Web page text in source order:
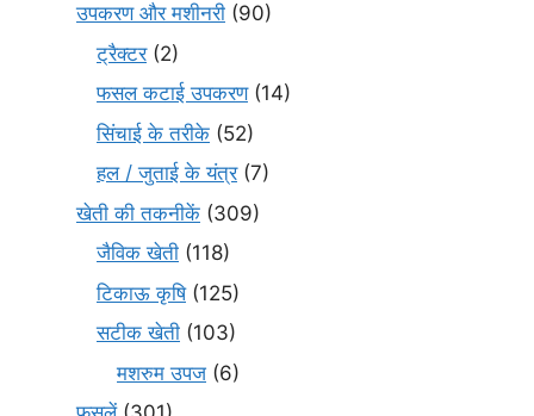
उपकरण और मशीनरी (90)
ट्रैक्टर(2)
फसल कटाई उपकरण(14)
सिंचाई के तरीके (52)
हल / जुताई के यंत्र(7)
खेती की तकनीकें (309)
जैविक खेती (118)
टिकाऊ कृषि(125)
सटीक खेती (103)
मशरुम उपज (6)